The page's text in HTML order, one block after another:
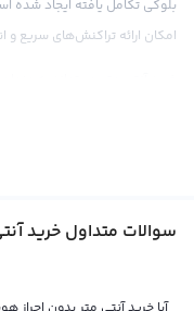
بلوکی تکامل یافته ایجاد شده
امکان ارائه تراکنش‌های سریع و
دیجیتال باشد. صرافی‌های
داده‌اند و امکان خرید و فروش
در بازار ارزهای دیجیتال، صرافی
سوالات متداول خرید